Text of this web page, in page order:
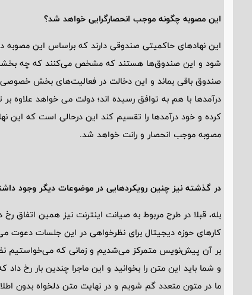
این مصوبه چگونه موجب انحصارگرایی خواهد شد؟
این نهادهای حاکمیتی صندوقی دارند که براساس این مصوبه
شود و این صندوق‌ها هستند که مشخص می‌کنند که چه بخشی
صندوق باقی بماند و این دخالت در فعالیت‌های بخش
درآمدها با هم به توافق رسیده اند؛ دولت می خواهد علاوه
کرده و خود درآمدها را تقسیم کند این درحالی است که این
مصوبه موجب انحصار و رانت خواهد شد.
در گذشته نیز چنین رویکردهایی در موضوعات دیگر وجود
بله، قبلا در طرح مربوط به صیانت اینترنت نیز همین
کارهای حوزه دیجیتال برای نظرخواهی در این جلسات دعوت
بر آن پیش‌نویس متمرکز می‌شدیم و زمانی که می‌خواستیم
و شما باید این متن را بخوانید و این ماجرا چندین بار رخ
ما در متون متعدد گم شویم و در نهایت متن دلخواه بدون